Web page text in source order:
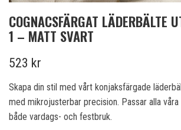
COGNACSFÄRGAT LÄDERBÄLTE
1 – MATT SVART
523 kr
Skapa din stil med vårt konjaksfärgade
med mikrojusterbar precision. Passar alla
både vardags- och festbruk.